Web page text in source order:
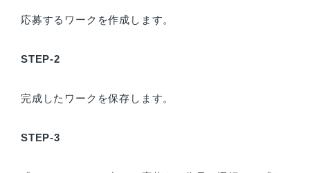
応募するワークを作成します。
STEP-2
完成したワークを保存します。
STEP-3